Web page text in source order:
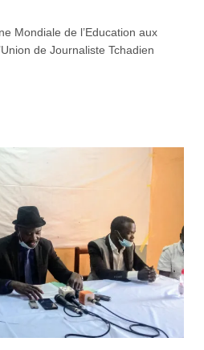
Mondiale de l’Education aux
de Journaliste Tchadien